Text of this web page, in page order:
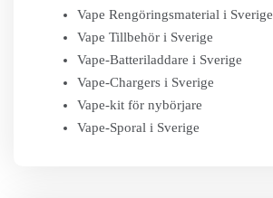
Vape Rengöringsmaterial i Sverige
Vape Tillbehör i Sverige
Vape-Batteriladdare i Sverige
Vape-Chargers i Sverige
Vape-kit för nybörjare
Vape-Sporal i Sverige